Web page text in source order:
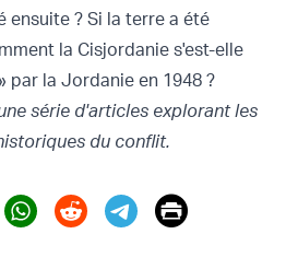
ensuite ? Si la terre a été
la Cisjordanie s'est-elle
par la Jordanie en 1948 ?
série d'articles explorant les
du conflit.
(X)
Print